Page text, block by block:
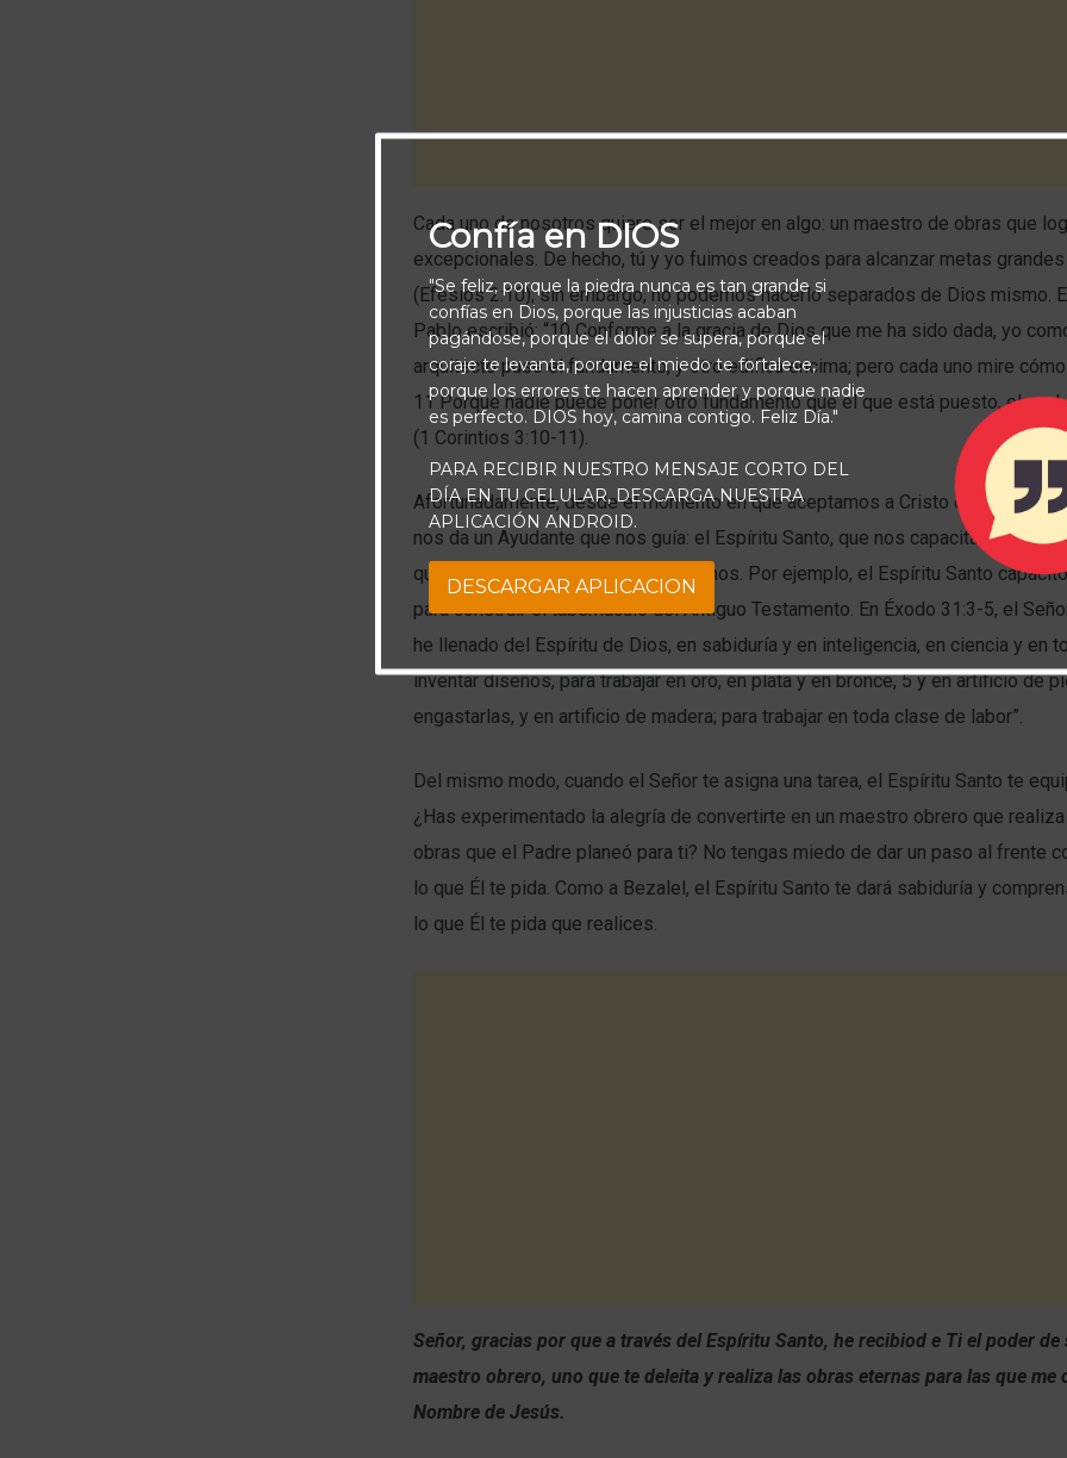
Cada uno de nosotros quiere ser el mejor en algo: un maestro de obras que
excepcionales. De hecho, tú y yo fuimos creados para alcanzar metas
(Efesios 2:10); sin embargo, no podemos hacerlo separados de Dios mismo.
Pablo escribió: “10 Conforme a la gracia de Dios que me ha sido dada, yo
arquitecto puse el fundamento, y otro edifica encima; pero cada uno mire
11 Porque nadie puede poner otro fundamento que el que está puesto, el
(1 Corintios 3:10-11).
Afortunadamente, desde el momento en que aceptamos a Cristo como
nos da un Ayudante que nos guía: el Espíritu Santo, que nos capacita para las
que el Señor ha planeado que hagamos. Por ejemplo, el Espíritu Santo
para construir el tabernáculo del Antiguo Testamento. En Éxodo 31:3-5, el
he llenado del Espíritu de Dios, en sabiduría y en inteligencia, en ciencia y en
inventar diseños, para trabajar en oro, en plata y en bronce, 5 y en artificio de
engastarlas, y en artificio de madera; para trabajar en toda clase de labor”.
Del mismo modo, cuando el Señor te asigna una tarea, el Espíritu Santo te
¿Has experimentado la alegría de convertirte en un maestro obrero que
obras que el Padre planeó para ti? No tengas miedo de dar un paso al frente
lo que Él te pida. Como a Bezalel, el Espíritu Santo te dará sabiduría y
lo que Él te pida que realices.
Señor, gracias por que a través del Espíritu Santo, he recibiod e Ti el poder de
maestro obrero, uno que te deleita y realiza las obras eternas para las que me
Nombre de Jesús.
Confía en DIOS
"Se feliz, porque la piedra nunca es tan grande si
confías en Dios, porque las injusticias acaban
pagándose, porque el dolor se supera, porque el
coraje te levanta, porque el miedo te fortalece,
porque los errores te hacen aprender y porque nadie
es perfecto. DIOS hoy, camina contigo. Feliz Día."
PARA RECIBIR NUESTRO MENSAJE CORTO DEL
DÍA EN TU CELULAR, DESCARGA NUESTRA
APLICACIÓN ANDROID.
DESCARGAR APLICACION